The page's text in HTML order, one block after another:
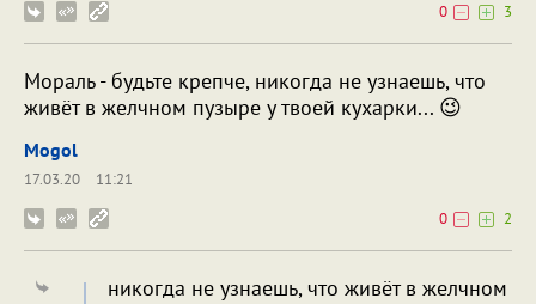
0
3
Мораль - будьте крепче, никогда не узнаешь, что
живёт в желчном пузыре у твоей кухарки... 😉
Mogol
17.03.20
11:21
0
2
никогда не узнаешь, что живёт в желчном